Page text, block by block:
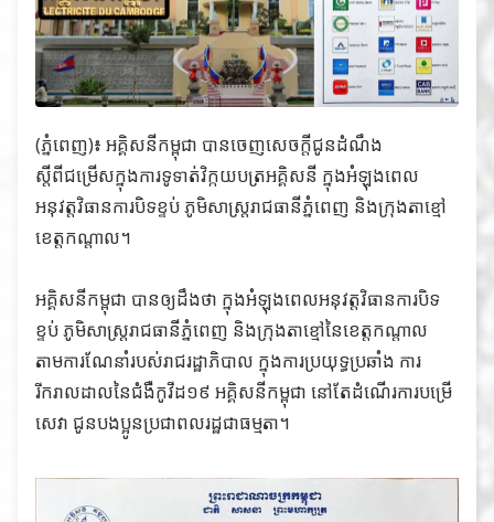
(ភ្នំពេញ)៖ អគ្គិសនីកម្ពុជា បានចេញសេចក្តីជូនដំណឹង
ស្តីពីជម្រើសក្នុងការទូទាត់វិក្កយបត្រអគ្គិសនី ក្នុងអំឡុងពេល
អនុវត្តវិធានការបិទខ្ទប់ ភូមិសាស្ត្ររាជធានីភ្នំពេញ និងក្រុងតាខ្មៅ
ខេត្តកណ្តាល។
អគ្គិសនីកម្ពុជា បានឲ្យដឹងថា ក្នុងអំឡុងពេលអនុវត្តវិធានការបិទ
ខ្ទប់ ភូមិសាស្រ្តរាជធានីភ្នំពេញ និងក្រុងតាខ្មៅនៃខេត្តកណ្តាល
តាមការណែនាំរបស់រាជរដ្ឋាភិបាល ក្នុងការប្រយុទ្ធប្រឆាំង ការ
រីករាលដាលនៃជំងឺកូវីដ១៩ អគ្គិសនីកម្ពុជា នៅតែដំណើរការបម្រើ
សេវា ជូនបងប្អូនប្រជាពលរដ្ឋជាធម្មតា។